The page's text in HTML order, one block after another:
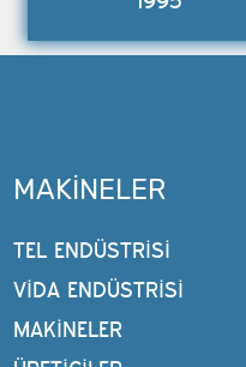
MAKINELER
TEL ENDÜSTRISI
VIDA ENDÜSTRISI
MAKINELER